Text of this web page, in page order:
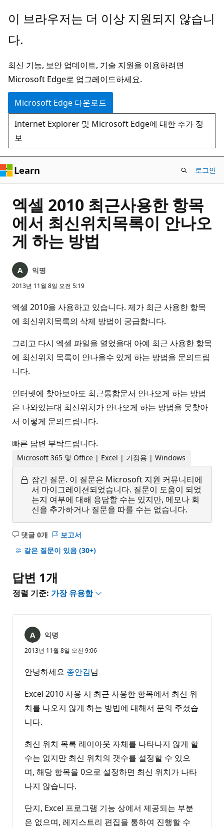
주
콘
츠
로
건
너
뛰
기
이 브라우저는 더 이상 지원되지 않습니
다.
최신 기능, 보안 업데이트, 기술 지원을 이용하려면
Microsoft Edge로 업그레이드하세요.
Microsoft Edge 다운로드
Internet Explorer 및 Microsoft Edge에 대한 추가 정
보
Learn 로그인
엑셀 2010 최근사용한 항목
에서 최신위치목록이 안나오
게 하는 방법
익명
2013년 11월 8일 오전 5:19
엑셀 2010을 사용하고 있습니다. 제가 최근 사용한 항목
에 최신위치목록의 삭제 방법이 궁급합니다.
그리고 다시 엑셀 파일을 열었을대 아예 최근 사용한 항목
에 최신위치 목록이 안나올수 있게 하는 방법을 문의드립
니다.
인터넷에 찾아보아도 최근통합문서 안나오게 하는 방법
은 나와있는대 최신위치가 안나오게 하는 방법을 못찾아
서 이렇게 문의드립니다.
빠른 답변 부탁드립니다.
Microsoft 365 및 Office | Excel | 가정용 | Windows
잠긴 질문. 이 질문은 Microsoft 지원 커뮤니티에
서 마이그레이션되었습니다. 질문이 도움이 되었
는지 여부에 대해 응답할 수는 있지만, 메모나 회
신을 추가하거나 질문을 따를 수는 없습니다.
댓글 0개
설
명
음
보고서
같은 질문이 있음 (30+)
답변 1개
정렬 기준: 가장 유용함
익명
2013년 11월 8일 오전 9:06
안녕하세요 종안김님
Excel 2010 사용 시 최근 사용한 항목에서 최신 위
치를 나오지 않게 하는 방법에 대해서 문의 주셨습
니다.
최신 위치 목록 레이아웃 자체를 나타나지 않게 할
수는 없지만 최신 위치의 갯수를 설정할 수 있으
며, 해당 항목을 0으로 설정하면 최신 위치가 나타
나지 않습니다.
단지, Excel 프로그램 기능 상에서 제공되는 부분
은 없으며, 레지스트리 편집을 통하여 진행할 수